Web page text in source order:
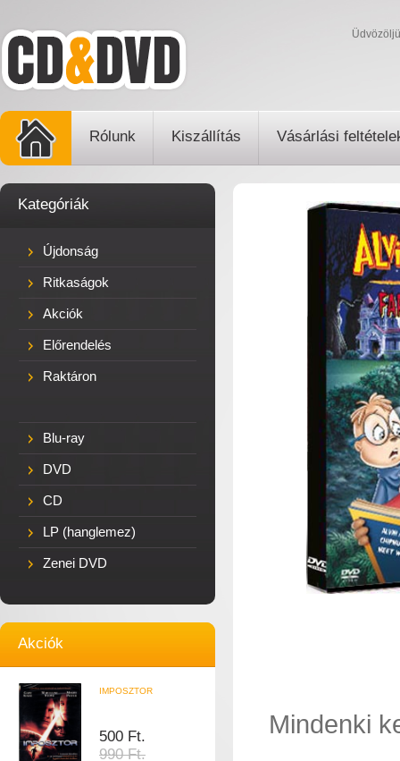
Rólunk Kiszállítás Vásárlási
Kategóriák
Újdonság
Ritkaságok
Akciók
Előrendelés
Raktáron
Blu-ray
DVD
CD
LP (hanglemez)
Zenei DVD
Akciók
IMPOSZTOR
500 Ft.
990 Ft.
Mindenki